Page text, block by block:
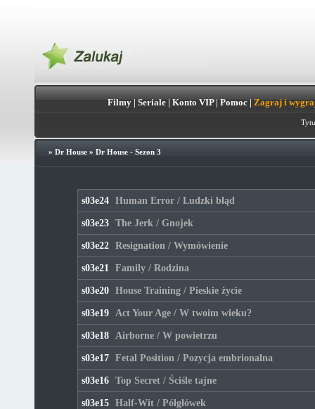
Filmy| Seriale| Konto VIP| Pomoc| Zagraj i
» Dr House» Dr House - Sezon 3
s03e24 Human Error / Ludzki błąd
s03e23 The Jerk / Gnojek
s03e22 Resignation / Wymówienie
s03e21 Family / Rodzina
s03e20 House Training / Pieskie życie
s03e19 Act Your Age / W twoim wieku?
s03e18 Airborne / W powietrzu
s03e17 Fetal Position / Pozycja embrionalna
s03e16 Top Secret / Ściśle tajne
s03e15 Half-Wit / Półgłówek